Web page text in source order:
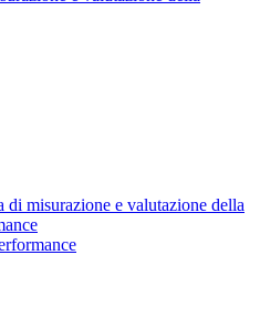
di misurazione e valutazione della